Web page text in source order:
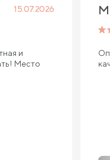
15.07.2026
и
Место